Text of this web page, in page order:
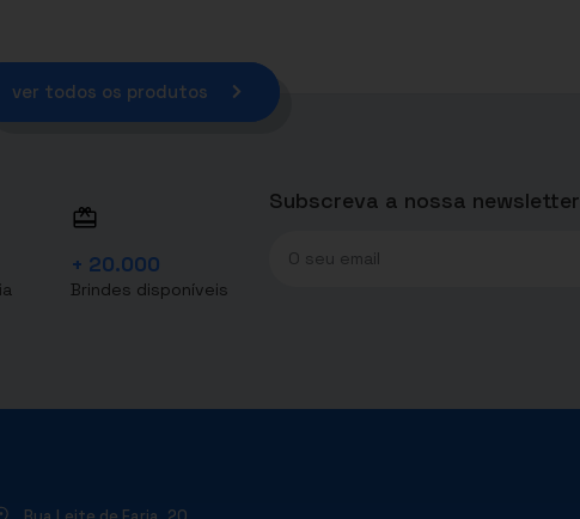
ver todos os produtos
+ 20.000
Brindes disponíveis
Subscreva a nossa newsletter